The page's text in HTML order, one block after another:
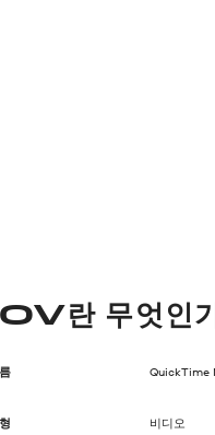
란 무엇인
QuickTime
비디오